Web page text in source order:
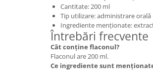
Cantitate: 200 ml
Tip utilizare: administrare orală
Ingrediente menționate:
Întrebări frecvente
Cât conține flaconul?
Flaconul are 200 ml.
Ce ingrediente sunt